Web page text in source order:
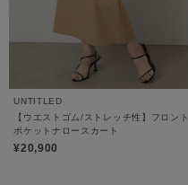
UNTITLED
【ウエストゴム/ストレッチ性】フロント
ポケットナロースカート
¥20,900